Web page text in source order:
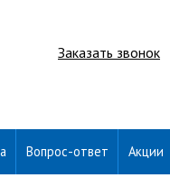
Заказать звонок
Вопрос-ответ Акции